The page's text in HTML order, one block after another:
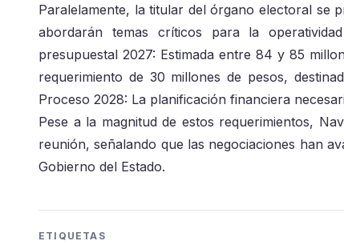
Paralelamente, la titular del órgano electoral se
abordarán temas críticos para la
presupuestal 2027: Estimada entre 84 y 85
requerimiento de 30 millones de pesos,
Proceso 2028: La planificación financiera
Pese a la magnitud de estos requerimientos,
reunión, señalando que las negociaciones han
Gobierno del Estado.
ETIQUETAS